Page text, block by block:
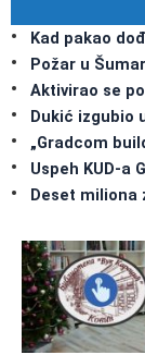
Kad pakao
Požar u
Aktivirao se
Dukić izgubio
„Gradcom
Uspeh KUD-a
Deset miliona